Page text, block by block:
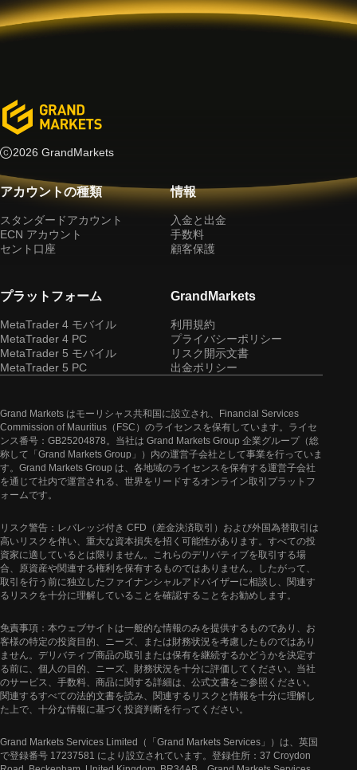
2026 GrandMarkets
アカウントの種類
スタンダードアカウント
ECN アカウント
セント口座
情報
入金と出金
手数料
顧客保護
プラットフォーム
MetaTrader 4 モバイル
MetaTrader 4 PC
MetaTrader 5 モバイル
MetaTrader 5 PC
GrandMarkets
利用規約
プライバシーポリシー
リスク開示文書
出金ポリシー
Grand Markets はモーリシャス共和国に設立され、Financial Services
Commission of Mauritius（FSC）のライセンスを保有しています。ライセ
ンス番号：GB25204878。当社は Grand Markets Group 企業グループ（総
称して「Grand Markets Group」）内の運営子会社として事業を行っていま
す。Grand Markets Group は、各地域のライセンスを保有する運営子会社
を通じて社内で運営される、世界をリードするオンライン取引プラットフ
ォームです。
リスク警告：レバレッジ付き CFD（差金決済取引）および外国為替取引は
高いリスクを伴い、重大な資本損失を招く可能性があります。すべての投
資家に適しているとは限りません。これらのデリバティブを取引する場
合、原資産や関連する権利を保有するものではありません。したがって、
取引を行う前に独立したファイナンシャルアドバイザーに相談し、関連す
るリスクを十分に理解していることを確認することをお勧めします。
免責事項：本ウェブサイトは一般的な情報のみを提供するものであり、お
客様の特定の投資目的、ニーズ、または財務状況を考慮したものではあり
ません。デリバティブ商品の取引または保有を継続するかどうかを決定す
る前に、個人の目的、ニーズ、財務状況を十分に評価してください。当社
のサービス、手数料、商品に関する詳細は、公式文書をご参照ください。
関連するすべての法的文書を読み、関連するリスクと情報を十分に理解し
た上で、十分な情報に基づく投資判断を行ってください。
Grand Markets Services Limited（「Grand Markets Services」）は、英国
で登録番号 17237581 により設立されています。登録住所：37 Croydon